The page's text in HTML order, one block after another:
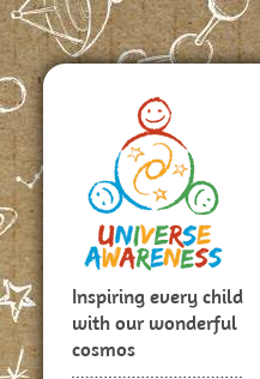
Inspiring every child
with our wonderful
cosmos